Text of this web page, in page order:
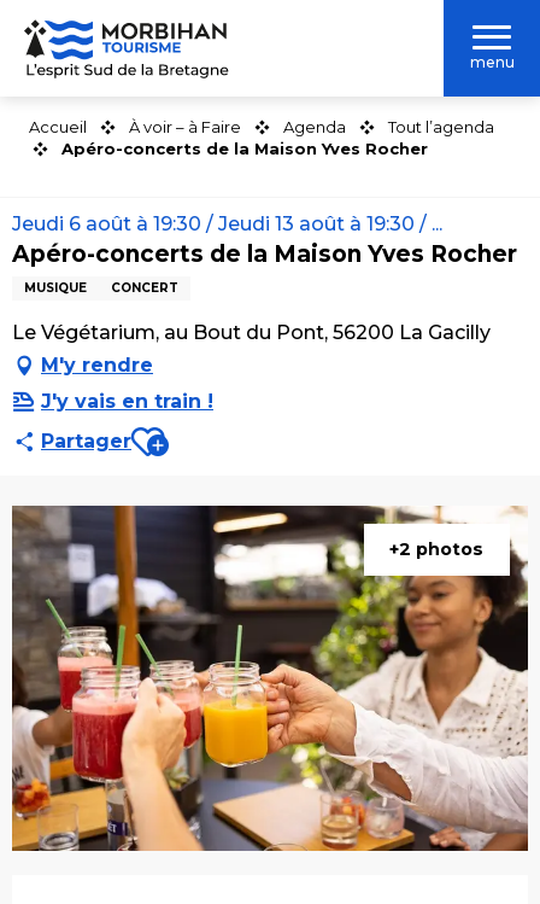
Aller
contenu
menu
Accueil À voir – à Faire Agenda
Tout l’agenda
Apéro-concerts de la Maison Yves Rocher
Jeudi 6 août à 19:30 / Jeudi 13 août à 19:30 / ...
Apéro-concerts de la Maison Yves Rocher
MUSIQUE CONCERT
Le Végétarium, au Bout du Pont, 56200 La Gacilly
M'y rendre
J'y vais en train !
PartagerAjouter aux favoris
+2 photos